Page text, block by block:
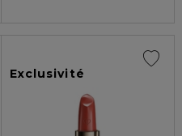
Exclusivité